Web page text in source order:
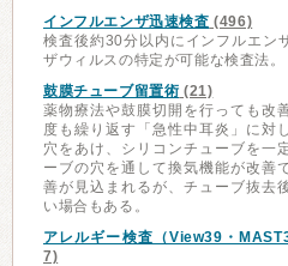
インフルエンザ迅速検査 (496)
検査後約30分以内にインフルエン
ザウィルスの特定が可能な検査法。
鼓膜チューブ留置術 (21)
薬物療法や鼓膜切開を行っても改
度も繰り返す「急性中耳炎」に対
穴をあけ、シリコンチューブを一
ーブの穴を通して換気機能が改善
善が見込まれるが、チューブ抜去
い場合もある。
アレルギー検査（View39・
7)